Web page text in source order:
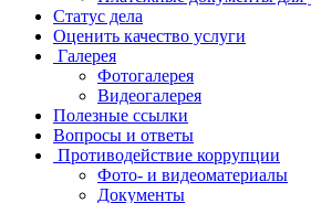
Статус дела
Оценить качество услуги
Галерея
Фотогалерея
Видеогалерея
Полезные ссылки
Вопросы и ответы
Противодействие коррупции
Фото- и видеоматериалы
Документы